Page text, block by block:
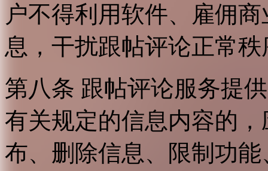
户不得利用软件、雇佣
息，干扰跟帖评论正常
第八条 跟帖评论服务提
有关规定的信息内容的
布、删除信息、限制功